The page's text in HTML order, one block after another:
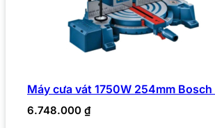
Máy cưa vát 1750W 254mm
6.748.000 ₫